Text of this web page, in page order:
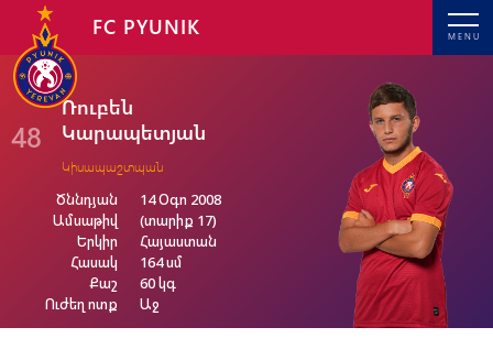
MENU
FC PYUNIK
48
Ռուբեն
Կարապետյան
Կիսապաշտպան
Ծննդյան
Ամսաթիվ
Երկիր
Հասակ
Քաշ
Ուժեղ ոտք
14 Օգո 2008
(տարիք 17)
Հայաստան
164 սմ
60 կգ
Աջ